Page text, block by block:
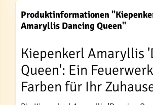
Produktinformationen
Amaryllis Dancing Queen"
Kiepenkerl Amaryllis
Queen': Ein
Farben für Ihr